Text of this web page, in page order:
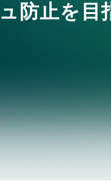
防止を目